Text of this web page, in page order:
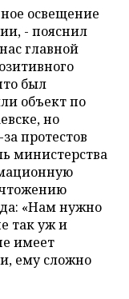
освещение
- пояснил
главной
был
объект по
но
протестов
министерства
«Нам нужно
так уж и
имеет
ему сложно